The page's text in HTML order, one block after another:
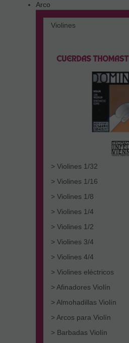
Arco
Violines
> Violines 1/32
> Violines 1/16
> Violines 1/8
> Violines 1/4
> Violines 1/2
> Violines 3/4
> Violines 4/4
> Violines eléctricos
> Afinadores Violín
> Almohadillas Violín
> Arcos para Violín
> Barbadas Violín